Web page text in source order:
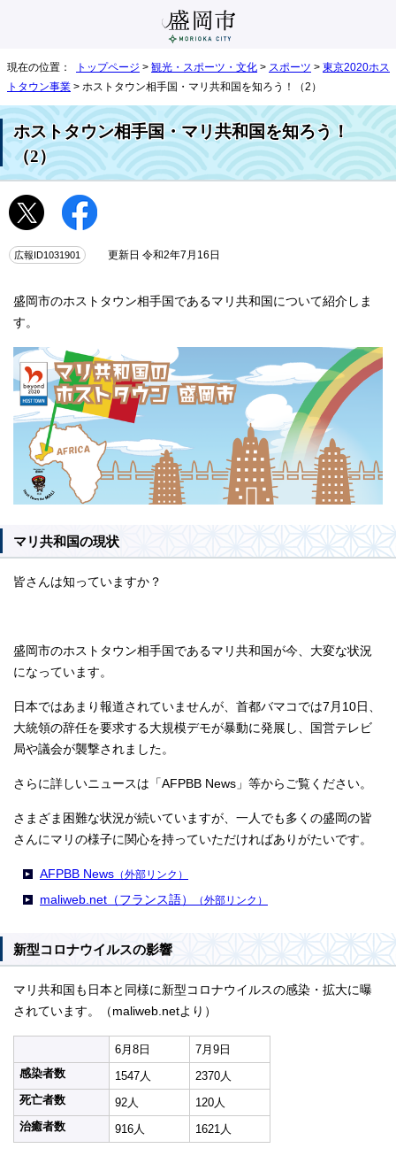
現在の位置： トップページ > 観光・スポーツ・文化 > スポーツ > 東京2020ホス
トタウン事業 > ホストタウン相手国・マリ共和国を知ろう！（2）
ホストタウン相手国・マリ共和国を知ろう！
（2）
広報ID1031901 更新日 令和2年7月16日
盛岡市のホストタウン相手国であるマリ共和国について紹介しま
す。
マリ共和国の現状
皆さんは知っていますか？
盛岡市のホストタウン相手国であるマリ共和国が今、大変な状況
になっています。
日本ではあまり報道されていませんが、首都バマコでは7月10日、
大統領の辞任を要求する大規模デモが暴動に発展し、国営テレビ
局や議会が襲撃されました。
さらに詳しいニュースは「AFPBB News」等からご覧ください。
さまざま困難な状況が続いていますが、一人でも多くの盛岡の皆
さんにマリの様子に関心を持っていただければありがたいです。
AFPBB News （外部リンク）
maliweb.net（フランス語） （外部リンク）
新型コロナウイルスの影響
マリ共和国も日本と同様に新型コロナウイルスの感染・拡大に曝
されています。（maliweb.netより）
6月8日
7月9日
感染者数
1547人
2370人
死亡者数
92人
120人
治癒者数
916人 1621人